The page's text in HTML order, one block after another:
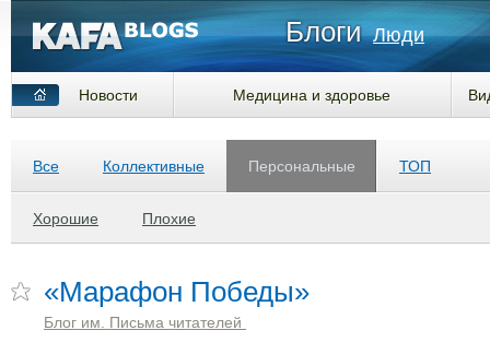
Блоги Люди
Новости Медицина и здоровье
Все Коллективные Персональные
Хорошие Плохие
ТОП
«Марафон Победы»
Блог им. Письма читателей